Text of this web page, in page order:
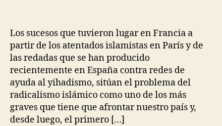
Los sucesos que tuvieron lugar en Francia a
partir de los atentados islamistas en París y de
las redadas que se han producido
recientemente en España contra redes de
ayuda al yihadismo, sitúan el problema del
radicalismo islámico como uno de los más
graves que tiene que afrontar nuestro país y,
desde luego, el primero […]